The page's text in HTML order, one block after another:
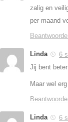
zalig en
per maand
Linda
6
Jij bent
Maar wel
Linda
6